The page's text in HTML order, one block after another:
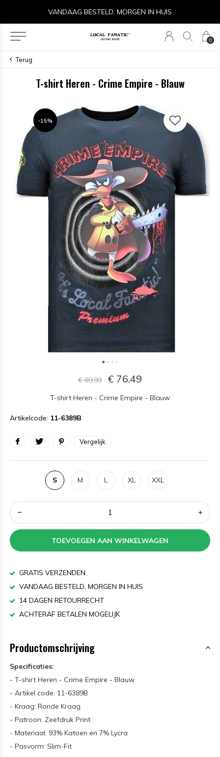
0
VANDAAG BESTELD, MORGEN IN HUIS
Terug
T-shirt Heren - Crime Empire - Blauw
-15%
-15%
€ 89,99 € 76,49
T-shirt Heren - Crime Empire - Blauw
Artikelcode: 11-6389B
Vergelijk
S M L XL XXL
TOEVOEGEN AAN WINKELWAGEN
GRATIS VERZENDEN
VANDAAG BESTELD, MORGEN IN HUIS
14 DAGEN RETOURRECHT
ACHTERAF BETALEN MOGELIJK
Productomschrijving
Specificaties:
- T-shirt Heren - Crime Empire - Blauw
- Artikel code: 11-6389B
- Kraag: Ronde Kraag
- Patroon: Zeefdruk Print
- Materiaal: 93% Katoen en 7% Lycra
- Pasvorm: Slim-Fit